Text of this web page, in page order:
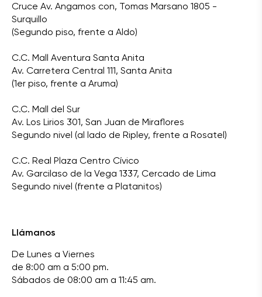
Cruce Av. Angamos con, Tomas Marsano 1805 -
Surquillo
(Segundo piso, frente a Aldo)
C.C. Mall Aventura Santa Anita
Av. Carretera Central 111, Santa Anita
(1er piso, frente a Aruma)
C.C. Mall del Sur
Av. Los Lirios 301, San Juan de Miraflores
Segundo nivel (al lado de Ripley, frente a Rosatel)
C.C. Real Plaza Centro Cívico
Av. Garcilaso de la Vega 1337, Cercado de Lima
Segundo nivel (frente a Platanitos)
Llámanos
De Lunes a Viernes
de 8:00 am a 5:00 pm.
Sábados de 08:00 am a 11:45 am.